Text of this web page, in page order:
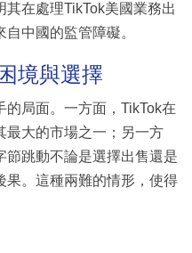
在處理TikTok美國業務出
中國的監管障礙。
境與選擇
局面。一方面，TikTok在
最大的市場之一；另一方
節跳動不論是選擇出售還是
果。這種兩難的情形，使得